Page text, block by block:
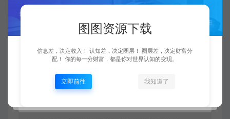
有关这些平台的注册流程，我就不再赘述了，大家自
己去研究吧，核心的内容和流量已经告诉大家了
好了，可以去挣钱了！
收藏 (0) 点赞 (
图图资源下载
信息差，决定收入！ 认知差，决定圈层！ 圈层差，决定财富分
配！ 你的每一分财富，都是你对世界认知的变现。
立即前往 我知道了